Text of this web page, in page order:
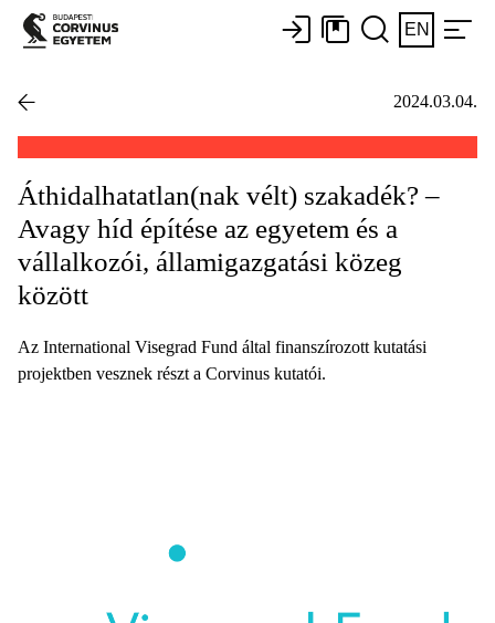
EN
2024.03.04.
Áthidalhatatlan(nak vélt) szakadék? –
Avagy híd építése az egyetem és a
vállalkozói, államigazgatási közeg
között
Az International Visegrad Fund által finanszírozott kutatási
projektben vesznek részt a Corvinus kutatói.